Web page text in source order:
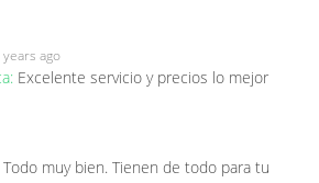
years ago
Excelente servicio y precios lo mejor
Todo muy bien. Tienen de todo para tu